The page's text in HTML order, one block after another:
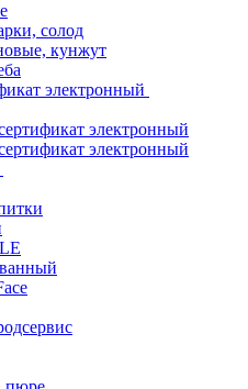
солод
кунжут
электронный
электронный
электронный